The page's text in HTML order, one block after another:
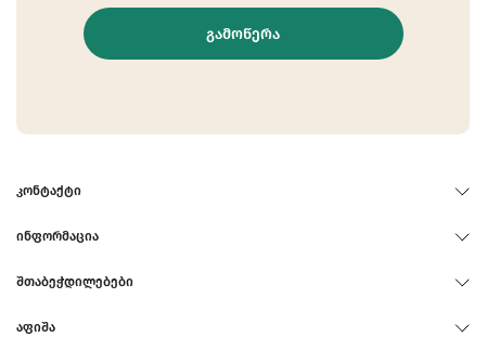
ᲒᲐᲛᲝᲬᲔᲠᲐ
ᲙᲝᲜᲢᲐᲥᲢᲘ
ᲘᲜᲤᲝᲠᲛᲐᲪᲘᲐ
ᲨᲗᲐᲑᲔᲭᲓᲘᲚᲔᲑᲔᲑᲘ
ᲐᲤᲘᲨᲐ